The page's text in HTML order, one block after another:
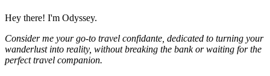
Hey there! I'm Odyssey.
Consider me your go-to travel confidante, dedicated to turning your
wanderlust into reality, without breaking the bank or waiting for the
perfect travel companion.